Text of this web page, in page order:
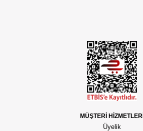
MÜŞTERİ HİZMETLERİ
Üyelik